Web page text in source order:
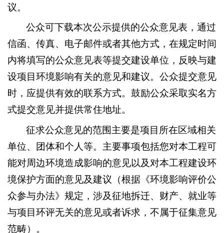
议。
公众可下载本次公示提供的公众意见表，通过
信函、传真、电子邮件或者其他方式，在规定时间
内将填写的公众意见表等提交建设单位，反映与建
设项目环境影响有关的意见和建议。公众提交意见
时，应提供有效的联系方式。鼓励公众采取实名方
式提交意见并提供常住地址。
征求公众意见的范围主要是项目所在区域相关
单位、团体和个人等。主要事项包括您对本工程可
能对周边环境造成影响的意见以及对本工程建设环
境保护方面的意见及建议（根据《环境影响评价公
众参与办法》规定，涉及征地拆迁、财产、就业等
与项目环评无关的意见或者诉求，不属于征集意见
范畴）。